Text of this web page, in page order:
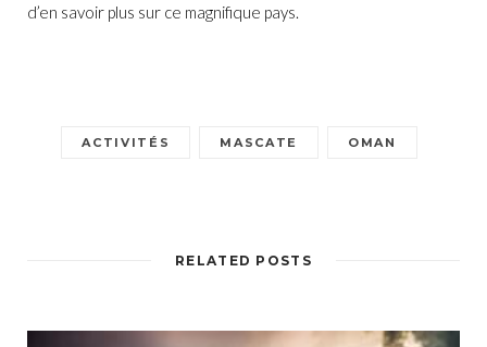
d’en savoir plus sur ce magnifique pays.
ACTIVITÉS MASCATE OMAN
RELATED POSTS